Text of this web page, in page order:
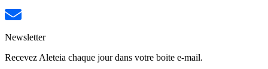
Newsletter
Recevez Aleteia chaque jour dans votre boite e-mail.